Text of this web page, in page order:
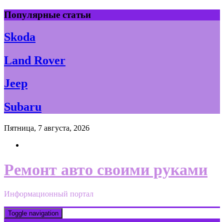
Skip
to
content
Популярные статьи
Skoda
Land Rover
Jeep
Subaru
Пятница, 7 августа, 2026
Ремонт авто своими руками
Информационный портал
Toggle navigation